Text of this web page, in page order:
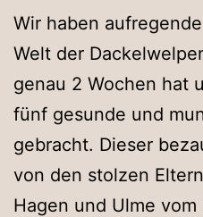
Wir haben
Welt der
genau 2 Wochen hat
fünf gesunde und
gebracht. Dieser
von den stolzen
Hagen und Ulme vom